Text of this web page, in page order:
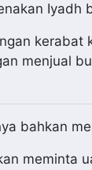
Iyadh
menjual
bahkan
meminta